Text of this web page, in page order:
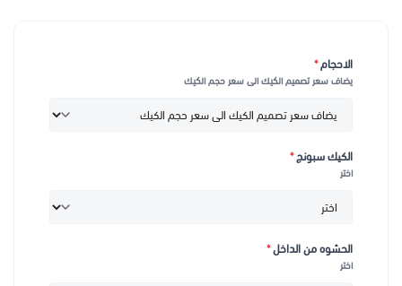
الاحجام*
يضاف سعر تصميم الكيك الى سعر حجم الكيك
الكيك سبونج*
اختر
الحشوه من الداخل*
اختر